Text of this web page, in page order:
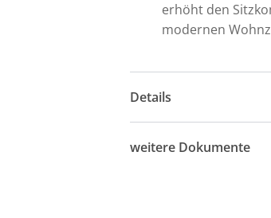
erhöht den
modernen
Details
weitere Dokumente